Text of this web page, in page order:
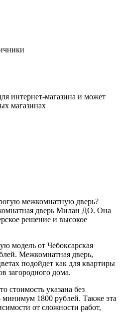
интернет-магазина и может
магазинах
межкомнатную дверь?
дверь Милан ДО. Она
решение и высокое
модель от Чебоксарская
Межкомнатная дверь,
подойдет как для квартиры
загородного дома.
стоимость указана без
минимум 1800 рублей. Также эта
от сложности работ,